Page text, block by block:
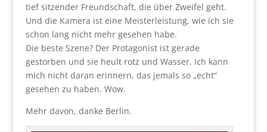
tief sitzender Freundschaft, die über Zweifel geht.
Und die Kamera ist eine Meisterleistung, wie ich sie
schon lang nicht mehr gesehen habe.
Die beste Szene? Der Protagonist ist gerade
gestorben und sie heult rotz und Wasser. Ich kann
mich nicht daran erinnern, das jemals so „echt“
gesehen zu haben. Wow.
Mehr davon, danke Berlin.